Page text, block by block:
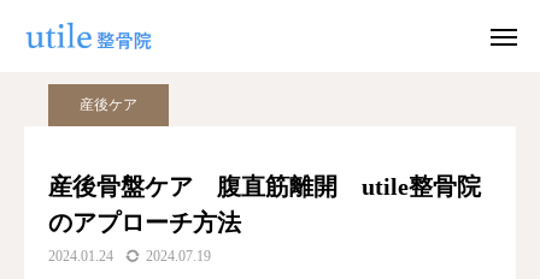
ブログ 産後骨盤ケア 腹直筋離開 utile整骨院のアプローチ方法
産後ケア
産後骨盤ケア 腹直筋離開 utile整骨院
のアプローチ方法
2024.01.24 2024.07.19
公式LINE